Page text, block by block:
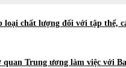
chất lượng đối với tập thể,
Trung ương làm việc với